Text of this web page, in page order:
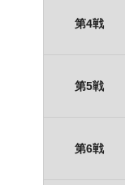
第4戦
第5戦
第6戦